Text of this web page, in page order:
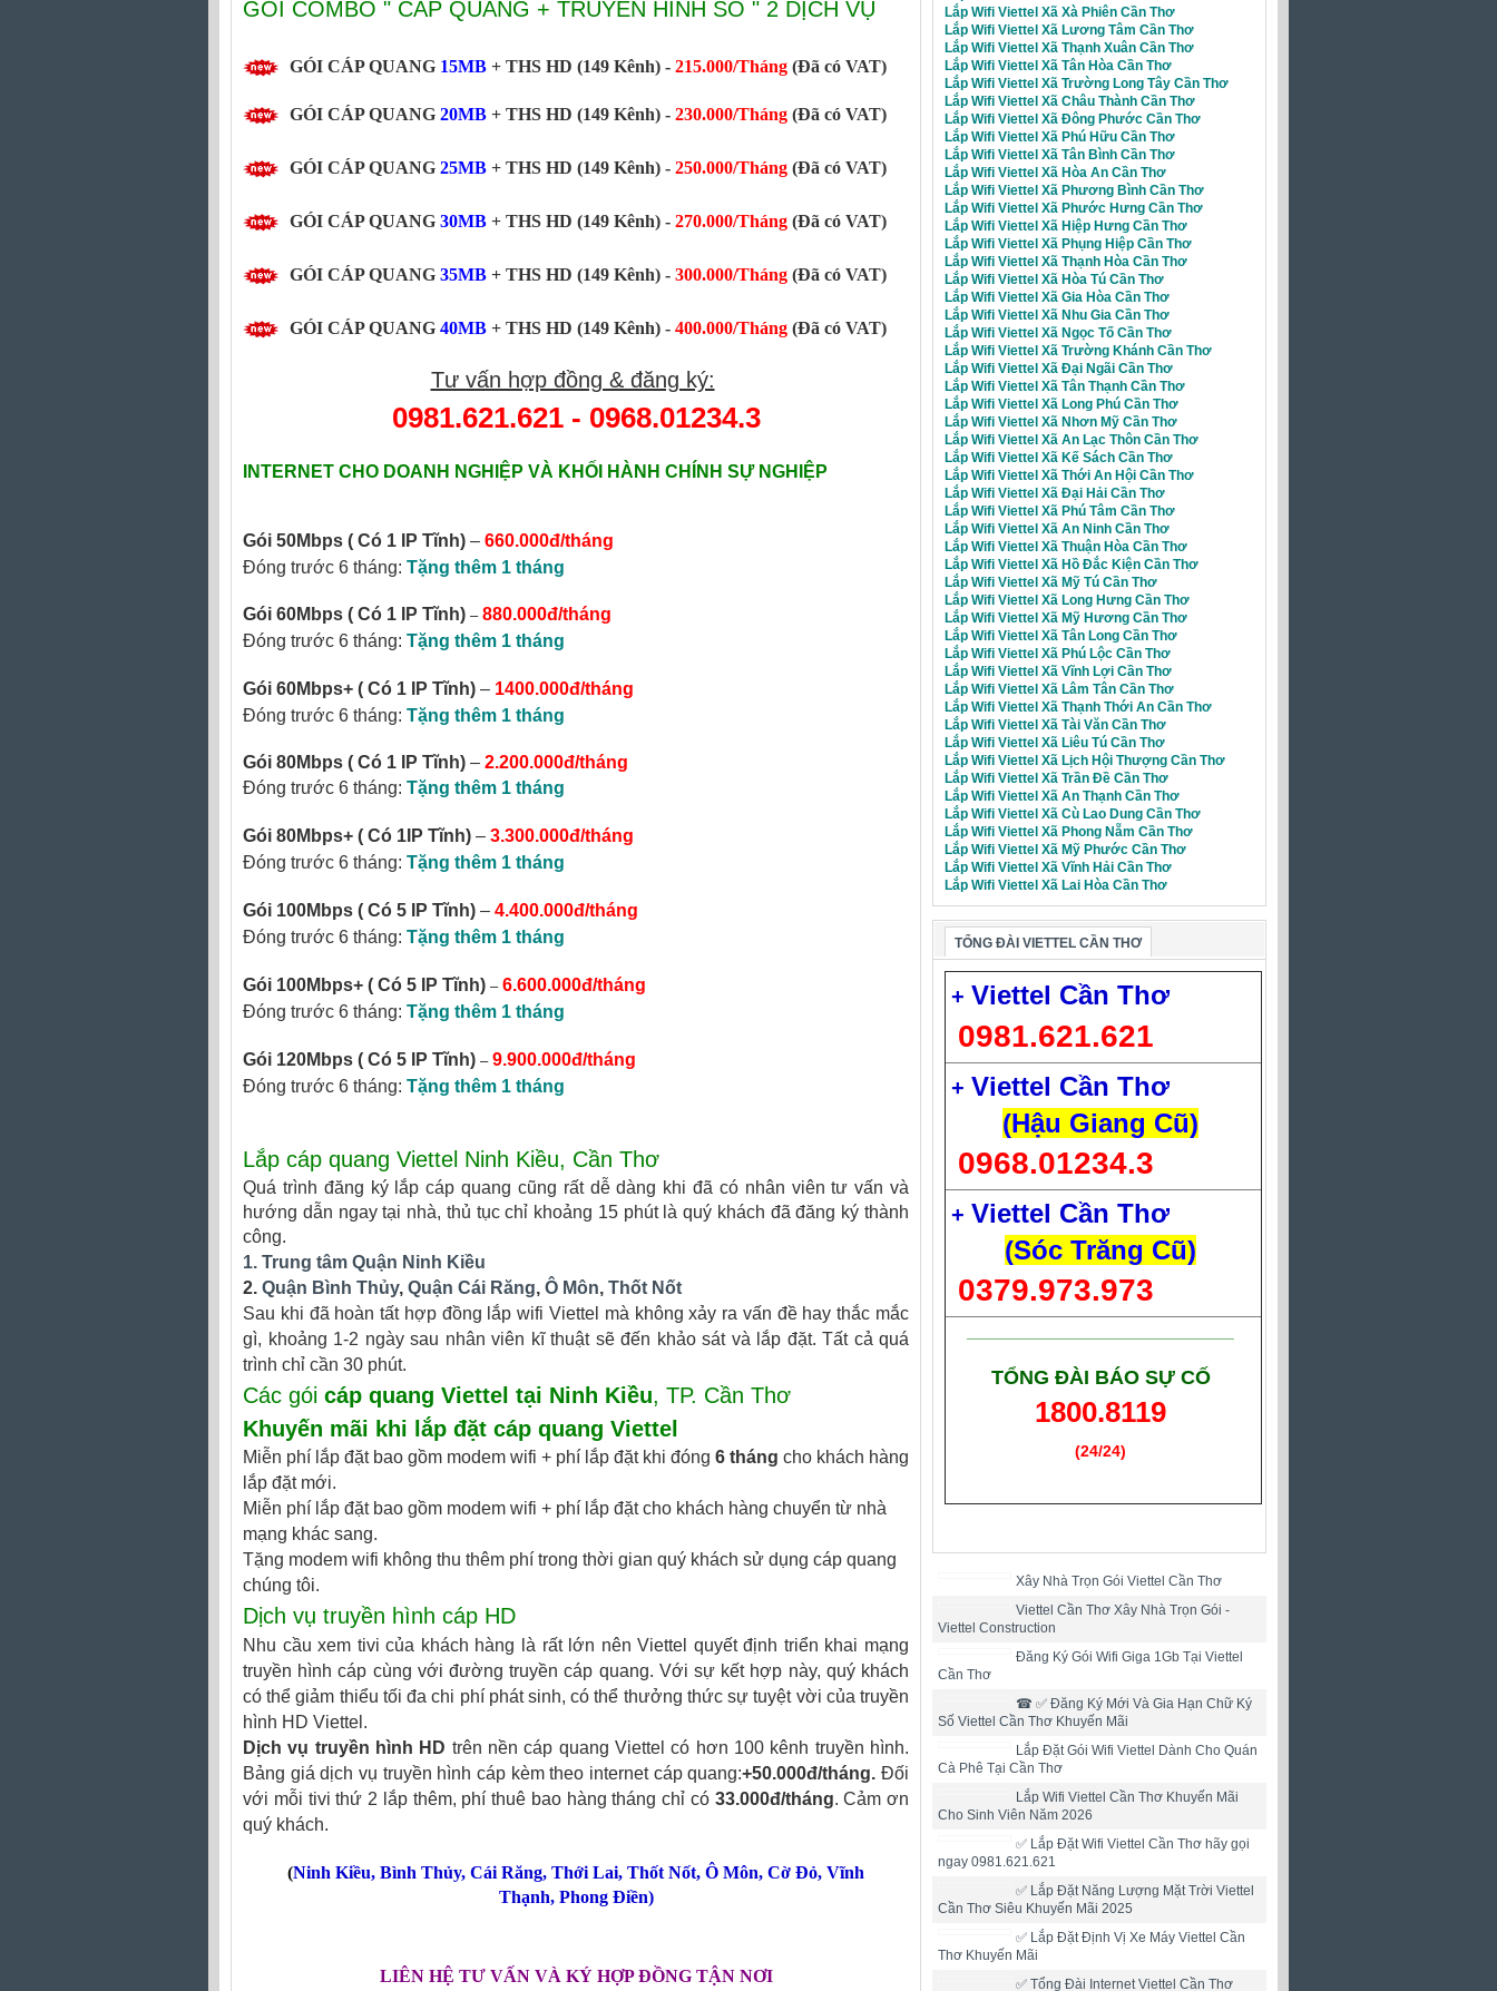
GÓI COMBO " CÁP QUANG + TRUYỀN HÌNH SỐ " 2 DỊCH VỤ
GÓI CÁP QUANG 15MB + THS HD (149 Kênh) - 215.000/Tháng (Đã có VAT)
GÓI CÁP QUANG 20MB + THS HD (149 Kênh) - 230.000/Tháng (Đã có VAT)
GÓI CÁP QUANG 25MB + THS HD (149 Kênh) - 250.000/Tháng (Đã có VAT)
GÓI CÁP QUANG 30MB + THS HD (149 Kênh) - 270.000/Tháng (Đã có VAT)
GÓI CÁP QUANG 35MB + THS HD (149 Kênh) - 300.000/Tháng (Đã có VAT)
GÓI CÁP QUANG 40MB + THS HD (149 Kênh) - 400.000/Tháng (Đã có VAT)
Tư vấn hợp đồng & đăng ký:
0981.621.621 - 0968.01234.3
INTERNET CHO DOANH NGHIỆP VÀ KHỐI HÀNH CHÍNH SỰ NGHIỆP
Gói 50Mbps ( Có 1 IP Tĩnh) – 660.000đ/tháng
Đóng trước 6 tháng: Tặng thêm 1 tháng
Gói 60Mbps ( Có 1 IP Tĩnh) –880.000đ/tháng
Đóng trước 6 tháng: Tặng thêm 1 tháng
Gói 60Mbps+ ( Có 1 IP Tĩnh) – 1400.000đ/tháng
Đóng trước 6 tháng: Tặng thêm 1 tháng
Gói 80Mbps ( Có 1 IP Tĩnh) – 2.200.000đ/tháng
Đóng trước 6 tháng: Tặng thêm 1 tháng
Gói 80Mbps+ ( Có 1IP Tĩnh) – 3.300.000đ/tháng
Đóng trước 6 tháng: Tặng thêm 1 tháng
Gói 100Mbps ( Có 5 IP Tĩnh) – 4.400.000đ/tháng
Đóng trước 6 tháng: Tặng thêm 1 tháng
Gói 100Mbps+ ( Có 5 IP Tĩnh) –6.600.000đ/tháng
Đóng trước 6 tháng: Tặng thêm 1 tháng
Gói 120Mbps ( Có 5 IP Tĩnh) –9.900.000đ/tháng
Đóng trước 6 tháng: Tặng thêm 1 tháng
Lắp cáp quang Viettel Ninh Kiều, Cần Thơ
Quá trình đăng ký lắp cáp quang cũng rất dễ dàng khi đã có nhân viên tư vấn và
hướng dẫn ngay tại nhà, thủ tục chỉ khoảng 15 phút là quý khách đã đăng ký thành
công.
1. Trung tâm Quận Ninh Kiều
2. Quận Bình Thủy, Quận Cái Răng, Ô Môn, Thốt Nốt
Sau khi đã hoàn tất hợp đồng lắp wifi Viettel mà không xảy ra vấn đề hay thắc mắc
gì, khoảng 1-2 ngày sau nhân viên kĩ thuật sẽ đến khảo sát và lắp đặt. Tất cả quá
trình chỉ cần 30 phút.
Các gói cáp quang Viettel tại Ninh Kiều, TP. Cần Thơ
Khuyến mãi khi lắp đặt cáp quang Viettel
Miễn phí lắp đặt bao gồm modem wifi + phí lắp đặt khi đóng 6 tháng cho khách hàng
lắp đặt mới.
Miễn phí lắp đặt bao gồm modem wifi + phí lắp đặt cho khách hàng chuyển từ nhà
mạng khác sang.
Tặng modem wifi không thu thêm phí trong thời gian quý khách sử dụng cáp quang
chúng tôi.
Dịch vụ truyền hình cáp HD
Nhu cầu xem tivi của khách hàng là rất lớn nên Viettel quyết định triển khai mạng
truyền hình cáp cùng với đường truyền cáp quang. Với sự kết hợp này, quý khách
có thể giảm thiểu tối đa chi phí phát sinh, có thể thưởng thức sự tuyệt vời của truyền
hình HD Viettel.
Dịch vụ truyền hình HD trên nền cáp quang Viettel có hơn 100 kênh truyền hình.
Bảng giá dịch vụ truyền hình cáp kèm theo internet cáp quang:+50.000đ/tháng.Đối
với mỗi tivi thứ 2 lắp thêm, phí thuê bao hàng tháng chỉ có 33.000đ/tháng. Cảm ơn
quý khách.
(Ninh Kiều, Bình Thủy, Cái Răng, Thới Lai, Thốt Nốt, Ô Môn, Cờ Đỏ, Vĩnh
Thạnh, Phong Điền)
LIÊN HỆ TƯ VẤN VÀ KÝ HỢP ĐỒNG TẬN NƠI
Lắp Wifi Viettel Xã Xà Phiên Cần Thơ
Lắp Wifi Viettel Xã Lương Tâm Cần Thơ
Lắp Wifi Viettel Xã Thạnh Xuân Cần Thơ
Lắp Wifi Viettel Xã Tân Hòa Cần Thơ
Lắp Wifi Viettel Xã Trường Long Tây Cần Thơ
Lắp Wifi Viettel Xã Châu Thành Cần Thơ
Lắp Wifi Viettel Xã Đông Phước Cần Thơ
Lắp Wifi Viettel Xã Phú Hữu Cần Thơ
Lắp Wifi Viettel Xã Tân Bình Cần Thơ
Lắp Wifi Viettel Xã Hòa An Cần Thơ
Lắp Wifi Viettel Xã Phương Bình Cần Thơ
Lắp Wifi Viettel Xã Phước Hưng Cần Thơ
Lắp Wifi Viettel Xã Hiệp Hưng Cần Thơ
Lắp Wifi Viettel Xã Phụng Hiệp Cần Thơ
Lắp Wifi Viettel Xã Thạnh Hòa Cần Thơ
Lắp Wifi Viettel Xã Hòa Tú Cần Thơ
Lắp Wifi Viettel Xã Gia Hòa Cần Thơ
Lắp Wifi Viettel Xã Nhu Gia Cần Thơ
Lắp Wifi Viettel Xã Ngọc Tố Cần Thơ
Lắp Wifi Viettel Xã Trường Khánh Cần Thơ
Lắp Wifi Viettel Xã Đại Ngãi Cần Thơ
Lắp Wifi Viettel Xã Tân Thạnh Cần Thơ
Lắp Wifi Viettel Xã Long Phú Cần Thơ
Lắp Wifi Viettel Xã Nhơn Mỹ Cần Thơ
Lắp Wifi Viettel Xã An Lạc Thôn Cần Thơ
Lắp Wifi Viettel Xã Kế Sách Cần Thơ
Lắp Wifi Viettel Xã Thới An Hội Cần Thơ
Lắp Wifi Viettel Xã Đại Hải Cần Thơ
Lắp Wifi Viettel Xã Phú Tâm Cần Thơ
Lắp Wifi Viettel Xã An Ninh Cần Thơ
Lắp Wifi Viettel Xã Thuận Hòa Cần Thơ
Lắp Wifi Viettel Xã Hồ Đắc Kiện Cần Thơ
Lắp Wifi Viettel Xã Mỹ Tú Cần Thơ
Lắp Wifi Viettel Xã Long Hưng Cần Thơ
Lắp Wifi Viettel Xã Mỹ Hương Cần Thơ
Lắp Wifi Viettel Xã Tân Long Cần Thơ
Lắp Wifi Viettel Xã Phú Lộc Cần Thơ
Lắp Wifi Viettel Xã Vĩnh Lợi Cần Thơ
Lắp Wifi Viettel Xã Lâm Tân Cần Thơ
Lắp Wifi Viettel Xã Thạnh Thới An Cần Thơ
Lắp Wifi Viettel Xã Tài Văn Cần Thơ
Lắp Wifi Viettel Xã Liêu Tú Cần Thơ
Lắp Wifi Viettel Xã Lịch Hội Thượng Cần Thơ
Lắp Wifi Viettel Xã Trần Đề Cần Thơ
Lắp Wifi Viettel Xã An Thạnh Cần Thơ
Lắp Wifi Viettel Xã Cù Lao Dung Cần Thơ
Lắp Wifi Viettel Xã Phong Nẵm Cần Thơ
Lắp Wifi Viettel Xã Mỹ Phước Cần Thơ
Lắp Wifi Viettel Xã Vĩnh Hải Cần Thơ
Lắp Wifi Viettel Xã Lai Hòa Cần Thơ
TỔNG ĐÀI VIETTEL CẦN THƠ
+ Viettel Cần Thơ
0981.621.621
+ Viettel Cần Thơ
(Hậu Giang Cũ)
0968.01234.3
+ Viettel Cần Thơ
(Sóc Trăng Cũ)
0379.973.973
TỔNG ĐÀI BÁO SỰ CỐ
1800.8119
(24/24)
Xây Nhà Trọn Gói Viettel Cần Thơ
Viettel Cần Thơ Xây Nhà Trọn Gói -
Viettel Construction
Đăng Ký Gói Wifi Giga 1Gb Tại Viettel
Cần Thơ
☎ ✅‎ Đăng Ký Mới Và Gia Hạn Chữ Ký
Số Viettel Cần Thơ Khuyến Mãi
Lắp Đặt Gói Wifi Viettel Dành Cho Quán
Cà Phê Tại Cần Thơ
Lắp Wifi Viettel Cần Thơ Khuyến Mãi
Cho Sinh Viên Năm 2026
✅ Lắp Đặt Wifi Viettel Cần Thơ hãy gọi
ngay 0981.621.621
✅ Lắp Đặt Năng Lượng Mặt Trời Viettel
Cần Thơ Siêu Khuyến Mãi 2025
✅ Lắp Đặt Định Vị Xe Máy Viettel Cần
Thơ Khuyến Mãi
✅ Tổng Đài Internet Viettel Cần Thơ